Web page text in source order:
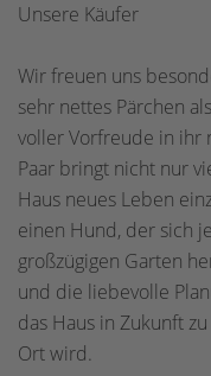
Unsere Käufer
Wir freuen uns
sehr nettes Pärchen
voller Vorfreude in ihr
Paar bringt nicht nur
Haus neues Leben
einen Hund, der sich
großzügigen Garten
und die liebevolle
das Haus in Zukunft
Ort wird.